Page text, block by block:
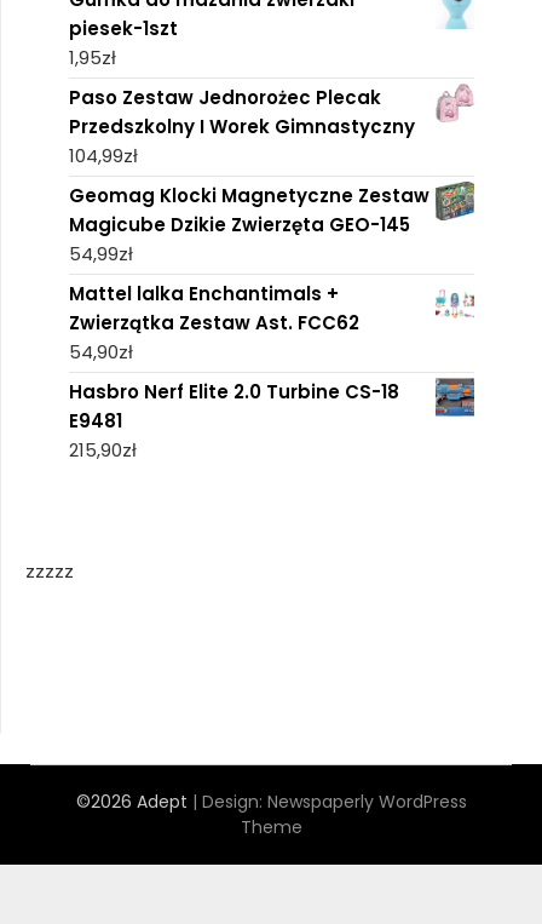
piesek-1szt
1,95zł
Paso Zestaw Jednorożec Plecak
Przedszkolny I Worek Gimnastyczny
104,99zł
Geomag Klocki Magnetyczne Zestaw
Magicube Dzikie Zwierzęta GEO-145
54,99zł
Mattel lalka Enchantimals +
Zwierzątka Zestaw Ast. FCC62
54,90zł
Hasbro Nerf Elite 2.0 Turbine CS-18
E9481
215,90zł
zzzzz
©2026 Adept | Design: Newspaperly WordPress
Theme